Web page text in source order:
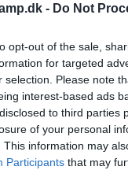
- Do Not
opt-out of the sale,
for targeted
selection. Please note
interest-based ads
to third parties
of your personal
This information may
Participants that may